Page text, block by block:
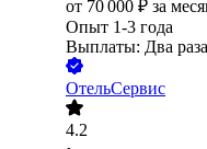
от 70 000 ₽ за
Опыт 1-3 года
Выплаты: Два
ОтельСервис
4.2